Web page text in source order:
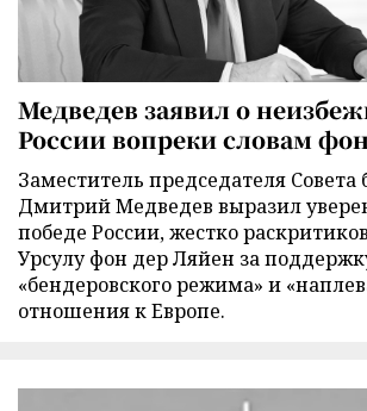
Медведев заявил о
России вопреки словам
Заместитель председателя Совета
Дмитрий Медведев выразил
победе России, жестко
Урсулу фон дер Ляйен за
«бендеровского режима» и
отношения к Европе.